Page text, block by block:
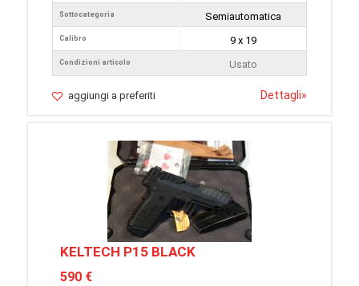
Sottocategoria
Calibro
Condizioni articolo
Semiautomatica
9 x 19
Usato
aggiungi a preferiti Dettagli»
KELTECH P15 BLACK
590 €